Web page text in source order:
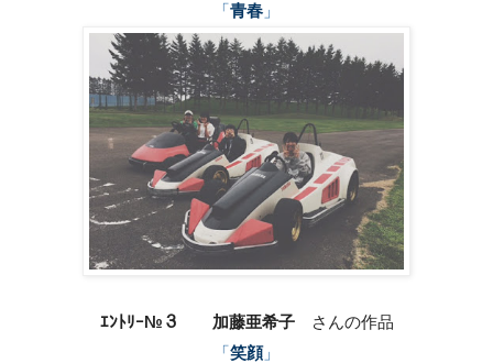
「 青春 」
ｴﾝﾄﾘｰ№３ 加藤亜希子さんの作品
「笑顔」